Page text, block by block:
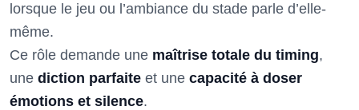
lorsque le jeu ou l’ambiance du stade parle d’elle-
même.
Ce rôle demande une maîtrise totale du timing,
une diction parfaite et une capacité à doser
émotions et silence.